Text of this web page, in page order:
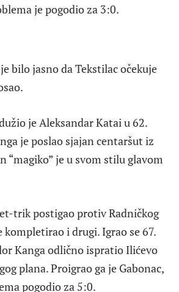
je pogodio za 3:0.
bilo jasno da Tekstilac očekuje
je Aleksandar Katai u 62.
je poslao sjajan centaršut iz
“magiko” je u svom stilu glavom
trik postigao protiv Radničkog
kompletirao i drugi. Igrao se 67.
Kanga odlično ispratio Ilićevo
plana. Proigrao ga je Gabonac,
pogodio za 5:0.